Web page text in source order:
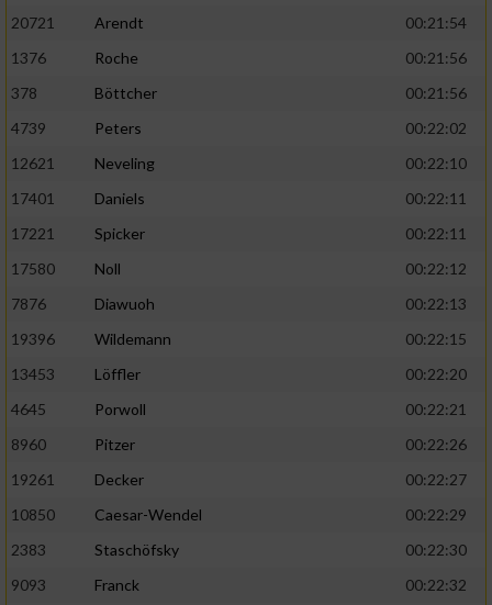
20721
Arendt
00:21:54
1376
Roche
00:21:56
378
Böttcher
00:21:56
4739
Peters
00:22:02
12621
Neveling
00:22:10
17401
Daniels
00:22:11
17221
Spicker
00:22:11
17580
Noll
00:22:12
7876
Diawuoh
00:22:13
19396
Wildemann
00:22:15
13453
Löffler
00:22:20
4645
Porwoll
00:22:21
8960
Pitzer
00:22:26
19261
Decker
00:22:27
10850
Caesar-Wendel
00:22:29
2383
Staschöfsky
00:22:30
9093
Franck
00:22:32